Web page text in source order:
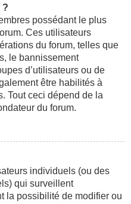
?
possédant le plus
Ces utilisateurs
du forum, telles que
le bannissement
d’utilisateurs ou de
être habilités à
Tout ceci dépend de la
du forum.
individuels (ou des
qui surveillent
la possibilité de modifier ou